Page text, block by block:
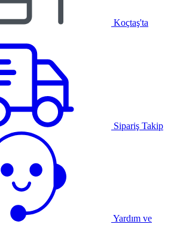
Koçtaş'ta
Sipariş Takip
Yardım ve